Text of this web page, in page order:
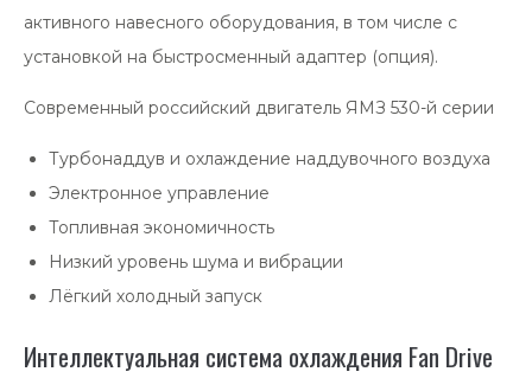
активного навесного оборудования, в том числе с
установкой на быстросменный адаптер (опция).
Современный российский двигатель ЯМЗ 530-й серии
Турбонаддув и охлаждение наддувочного воздуха
Электронное управление
Топливная экономичность
Низкий уровень шума и вибрации
Лёгкий холодный запуск
Интеллектуальная система охлаждения Fan Drive